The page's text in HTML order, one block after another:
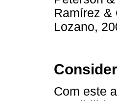
Ramírez &
Lozano,
Com este